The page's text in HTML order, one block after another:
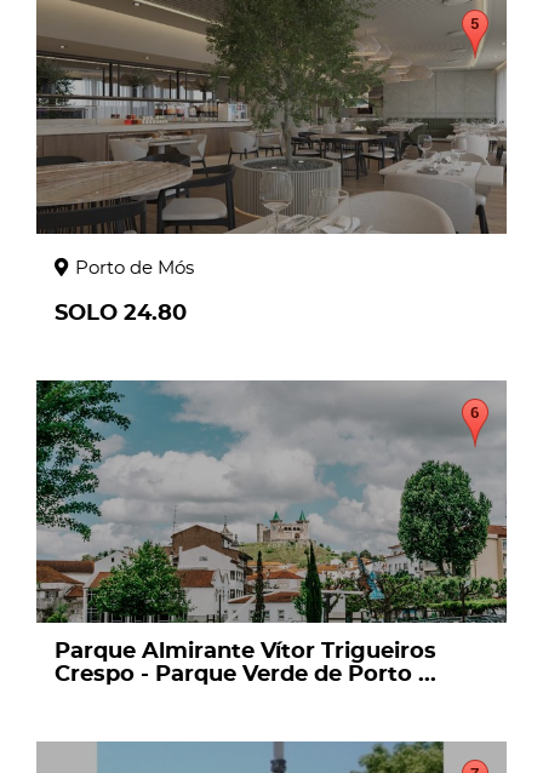
Porto de Mós
SOLO 24.80
page
Parque Almirante Vítor Trigueiros
Crespo - Parque Verde de Porto ...